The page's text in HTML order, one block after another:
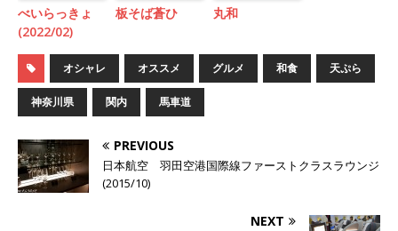
べいらっきょ
(2022/02)
板そば蒼ひ 丸和
オシャレ オススメ グルメ 和食 天ぷら
神奈川県 関内 馬車道
PREVIOUS
日本航空 羽田空港国際線ファーストクラスラウンジ
(2015/10)
NEXT